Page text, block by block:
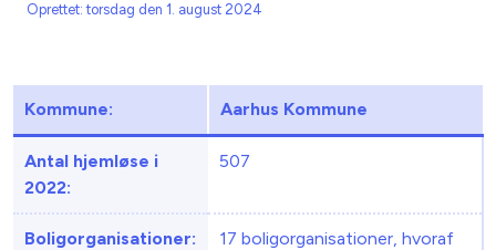
Oprettet: torsdag den 1. august 2024
Kommune: Aarhus Kommune
Antal hjemløse i
2022:
507
Boligorganisationer:
17 boligorganisationer, hvoraf